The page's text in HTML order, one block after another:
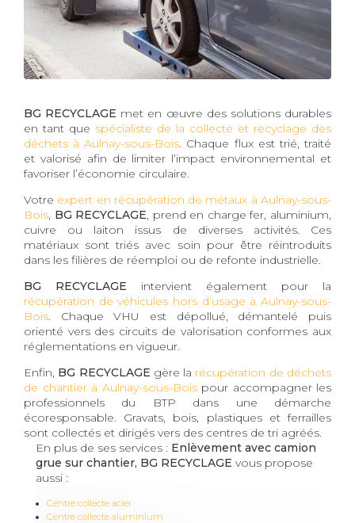
BG RECYCLAGE met en œuvre des solutions durables
en tant que spécialiste de la collecte et recyclage des
déchets à Aulnay-sous-Bois. Chaque flux est trié, traité
et valorisé afin de limiter l’impact environnemental et
favoriser l’économie circulaire.
Votre expert en récupération de métaux à Aulnay-sous-
Bois, BG RECYCLAGE, prend en charge fer, aluminium,
cuivre ou laiton issus de diverses activités. Ces
matériaux sont triés avec soin pour être réintroduits
dans les filières de réemploi ou de refonte industrielle.
BG RECYCLAGE intervient également pour la
récupération de véhicules hors d’usage à Aulnay-sous-
Bois. Chaque VHU est dépollué, démantelé puis
orienté vers des circuits de valorisation conformes aux
réglementations en vigueur.
Enfin, BG RECYCLAGE gère la récupération de déchets
de chantier à Aulnay-sous-Boispour accompagner les
professionnels du BTP dans une démarche
écoresponsable. Gravats, bois, plastiques et ferrailles
sont collectés et dirigés vers des centres de tri agréés.
En plus de ses services : Enlèvement avec camion
grue sur chantier, BG RECYCLAGE vous propose
aussi :
Centre collecte acier
Centre collecte aluminium